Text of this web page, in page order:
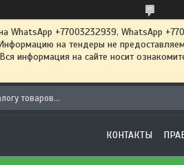
+77003232939, WhatsApp
на тендеры не
информация на сайте носит
КОНТАКТЫ